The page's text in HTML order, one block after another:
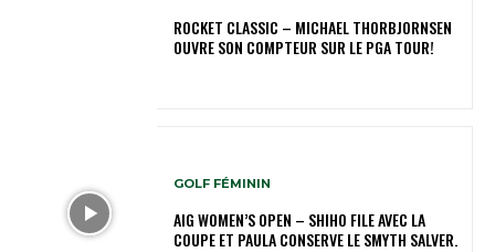
ROCKET CLASSIC – MICHAEL THORBJORNSEN
OUVRE SON COMPTEUR SUR LE PGA TOUR!
GOLF FÉMININ
AIG WOMEN’S OPEN – SHIHO FILE AVEC LA
COUPE ET PAULA CONSERVE LE SMYTH SALVER.